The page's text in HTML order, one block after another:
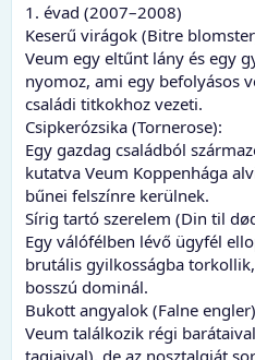
1. évad (2007–2008)
Keserű virágok (Bitre
Veum egy eltűnt lány és egy
nyomoz, ami egy befolyásos
családi titkokhoz vezeti.
Csipkerózsika (Tornerose):
Egy gazdag családból
kutatva Veum Koppenhága
bűnei felszínre kerülnek.
Sírig tartó szerelem (Din til
Egy válófélben lévő ügyfél
brutális gyilkosságba
bosszú dominál.
Bukott angyalok (Falne
Veum találkozik régi
tagjaival), de az nosztalgiát